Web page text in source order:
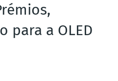
para a OLED